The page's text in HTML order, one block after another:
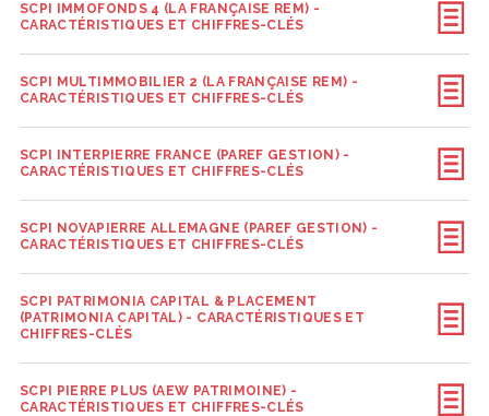
SCPI IMMOFONDS 4 (LA FRANÇAISE REM) -
CARACTÉRISTIQUES ET CHIFFRES-CLÉS
SCPI MULTIMMOBILIER 2 (LA FRANÇAISE REM) -
CARACTÉRISTIQUES ET CHIFFRES-CLÉS
SCPI INTERPIERRE FRANCE (PAREF GESTION) -
CARACTÉRISTIQUES ET CHIFFRES-CLÉS
SCPI NOVAPIERRE ALLEMAGNE (PAREF GESTION) -
CARACTÉRISTIQUES ET CHIFFRES-CLÉS
SCPI PATRIMONIA CAPITAL & PLACEMENT
(PATRIMONIA CAPITAL) - CARACTÉRISTIQUES ET
CHIFFRES-CLÉS
SCPI PIERRE PLUS (AEW PATRIMOINE) -
CARACTÉRISTIQUES ET CHIFFRES-CLÉS